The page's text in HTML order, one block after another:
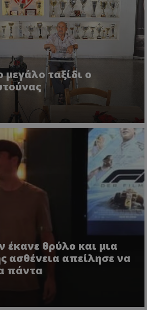
μεγάλο ταξίδι ο
έκανε θρύλο και μια
ασθένεια απείλησε να
πάντα